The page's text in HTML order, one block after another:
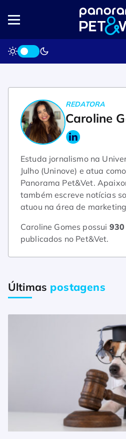
REDATORA
Caroline
Estuda jornalismo na
Julho (Uninove) e atua
Panorama Pet&Vet.
também escreve notícias
atuou na área de
Caroline Gomes possui 930
publicados no Pet&Vet.
Últimas postagens